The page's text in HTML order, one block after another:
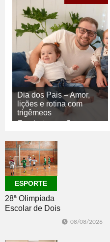
Dia dos Pais – Amor,
lições e rotina com
trigêmeos
08/08/2026 GERAL
ESPORTE
28ª Olimpíada
Escolar de Dois
08/08/2026